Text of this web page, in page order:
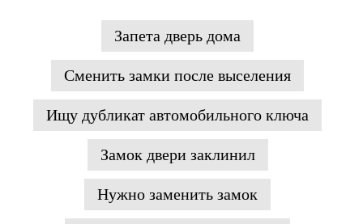
Запета дверь дома
Сменить замки после выселения
Ищу дубликат автомобильного ключа
Замок двери заклинил
Нужно заменить замок